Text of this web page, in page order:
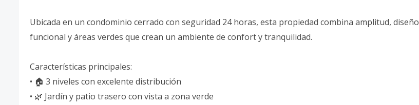
Ubicada en un condominio cerrado con seguridad 24 horas, esta propiedad combina amplitud, diseño
funcional y áreas verdes que crean un ambiente de confort y tranquilidad.
Características principales:
• 🏠 3 niveles con excelente distribución
• 🌿 Jardín y patio trasero con vista a zona verde